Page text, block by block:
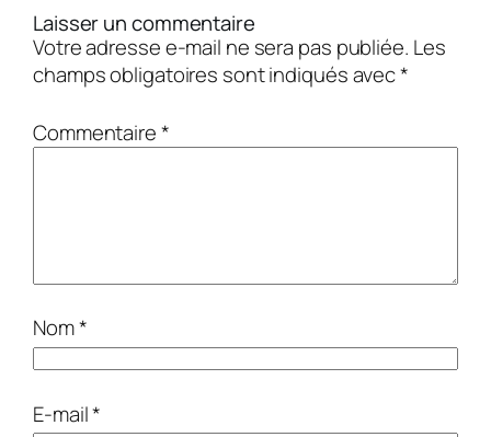
Laisser un commentaire
Votre adresse e-mail ne sera pas publiée. Les
champs obligatoires sont indiqués avec*
Commentaire*
Nom*
E-mail*